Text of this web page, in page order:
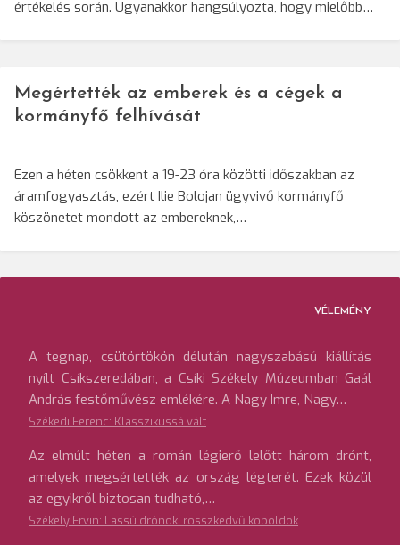
értékelés során. Ugyanakkor hangsúlyozta, hogy mielőbb…
Megértették az emberek és a cégek a
kormányfő felhívását
Ezen a héten csökkent a 19-23 óra közötti időszakban az
áramfogyasztás, ezért Ilie Bolojan ügyvivő kormányfő
köszönetet mondott az embereknek,…
VÉLEMÉNY
A tegnap, csütörtökön délután nagyszabású kiállítás
nyílt Csíkszeredában, a Csíki Székely Múzeumban Gaál
András festőművész emlékére. A Nagy Imre, Nagy…
Székedi Ferenc: Klasszikussá vált
Az elmúlt héten a román légierő lelőtt három drónt,
amelyek megsértették az ország légterét. Ezek közül
az egyikről biztosan tudható,…
Székely Ervin: Lassú drónok, rosszkedvű koboldok